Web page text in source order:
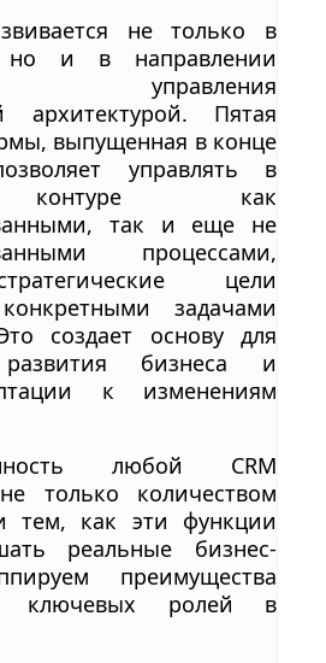
не только в
и в направлении
управления
архитектурой. Пятая
выпущенная в конце
управлять в
как
так и еще не
процессами,
цели
задачами
создает основу для
развития бизнеса и
к изменениям
любой CRM
только количеством
тем, как эти функции
реальные бизнес-
преимущества
ключевых ролей в